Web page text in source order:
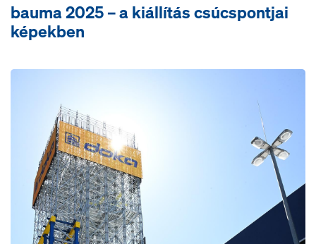
bauma 2025 – a kiállítás csúcspontjai
képekben
Open